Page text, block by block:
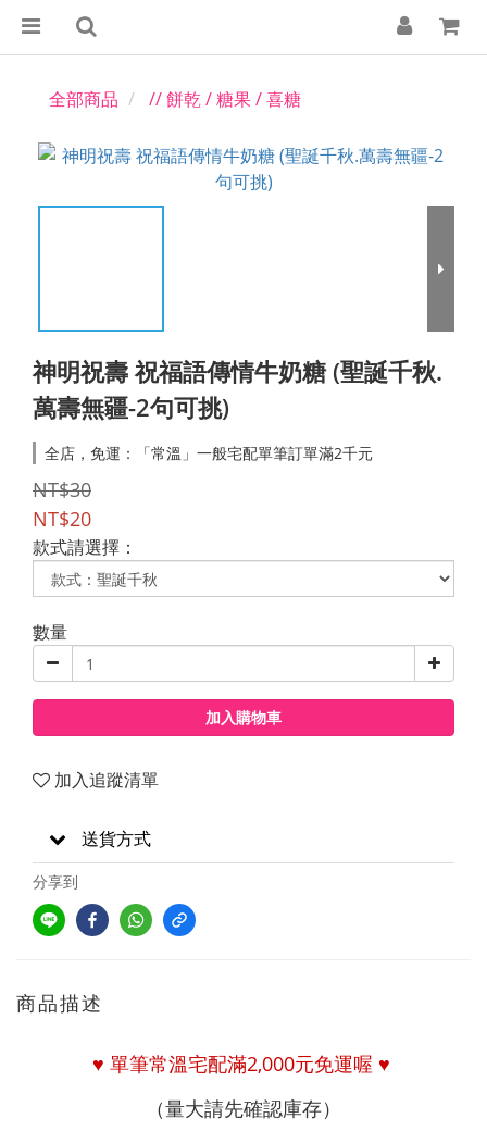
全部商品 // 餅乾 / 糖果 / 喜糖
神明祝壽 祝福語傳情牛奶糖 (聖誕千秋.
萬壽無疆-2句可挑)
全店，免運：「常溫」一般宅配單筆訂單滿2千元
NT$30
NT$20
款式請選擇：
數量
加入購物車
加入追蹤清單
送貨方式
分享到
商品描述
♥ 單筆常溫宅配滿2,000元免運喔 ♥
（量大請先確認庫存）